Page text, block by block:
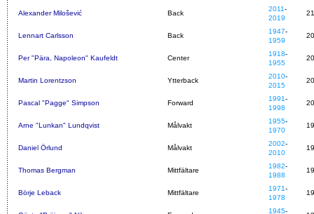
Alexander Milošević Back
2011-
2019
Lennart Carlsson Back
1947-
1959
Per "Pära, Napoleon" Kaufeldt Center
1918-
1955
Martin Lorentzson Ytterback
2010-
2015
Pascal "Pagge" Simpson Forward
1991-
1998
Arne "Lunkan" Lundqvist Målvakt
1955-
1970
Daniel Örlund Målvakt
2002-
2010
Thomas Bergman Mittfältare
1982-
1988
Börje Leback Mittfältare
1971-
1978
1945-